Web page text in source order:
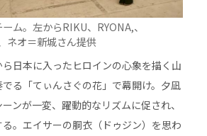
ム。左からRIKU、RYONA,、
ネオ＝新城さん提供
日本に入ったヒロインの心象を描く山
る「てぃんさぐの花」で幕開け。夕凪
ンが一変、躍動的なリズムに促され、
。エイサーの胴衣（ドゥジン）を思わ